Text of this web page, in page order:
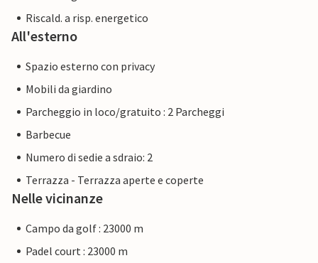
Riscald. a risp. energetico
All'esterno
Spazio esterno con privacy
Mobili da giardino
Parcheggio in loco/gratuito : 2 Parcheggi
Barbecue
Numero di sedie a sdraio: 2
Terrazza - Terrazza aperte e coperte
Nelle vicinanze
Campo da golf : 23000 m
Padel court : 23000 m